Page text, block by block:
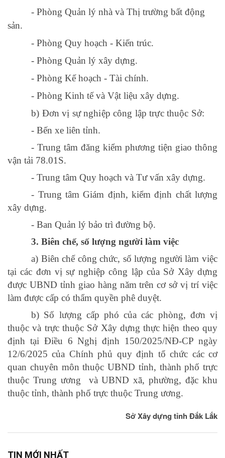
- Phòng Quản lý nhà và Thị trường bất động
sản.
- Phòng Quy hoạch - Kiến trúc.
- Phòng Quản lý xây dựng.
- Phòng Kế hoạch - Tài chính.
- Phòng Kinh tế và Vật liệu xây dựng.
b) Đơn vị sự nghiệp công lập trực thuộc Sở:
- Bến xe liên tỉnh.
- Trung tâm đăng kiểm phương tiện giao thông
vận tải 78.01S.
- Trung tâm Quy hoạch và Tư vấn xây dựng.
- Trung tâm Giám định, kiểm định chất lượng
xây dựng.
- Ban Quản lý bảo trì đường bộ.
3. Biên chế, số lượng người làm việc
a) Biên chế công chức, số lượng người làm việc
tại các đơn vị sự nghiệp công lập của Sở Xây dựng
được UBND tỉnh giao hàng năm trên cơ sở vị trí việc
làm được cấp có thẩm quyền phê duyệt.
b) Số lượng cấp phó của các phòng, đơn vị
thuộc và trực thuộc Sở Xây dựng thực hiện theo quy
định tại Điều 6Nghị định 150/2025/NĐ-CP ngày
12/6/2025 của Chính phủ quy định tổ chức các cơ
quan chuyên môn thuộc UBND tỉnh, thành phố trực
thuộc Trung ương và UBNDxã, phường, đặc khu
thuộc tỉnh, thành phố trực thuộc Trung ương.
Sở Xây dựng tỉnh Đắk Lắk
TIN MỚI NHẤT